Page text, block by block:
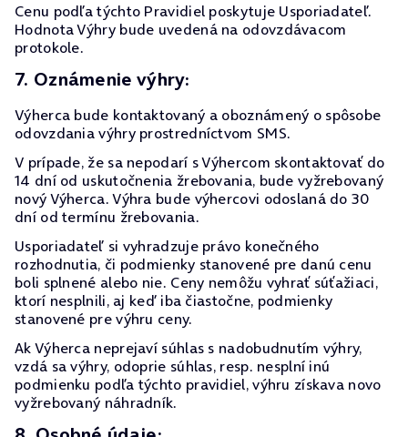
Cenu podľa týchto Pravidiel poskytuje Usporiadateľ.
Hodnota Výhry bude uvedená na odovzdávacom
protokole.
7. Oznámenie výhry:
Výherca bude kontaktovaný a oboznámený o spôsobe
odovzdania výhry prostredníctvom SMS.
V prípade, že sa nepodarí s Výhercom skontaktovať do
14 dní od uskutočnenia žrebovania, bude vyžrebovaný
nový Výherca. Výhra bude výhercovi odoslaná do 30
dní od termínu žrebovania.
Usporiadateľ si vyhradzuje právo konečného
rozhodnutia, či podmienky stanovené pre danú cenu
boli splnené alebo nie. Ceny nemôžu vyhrať súťažiaci,
ktorí nesplnili, aj keď iba čiastočne, podmienky
stanovené pre výhru ceny.
Ak Výherca neprejaví súhlas s nadobudnutím výhry,
vzdá sa výhry, odoprie súhlas, resp. nesplní inú
podmienku podľa týchto pravidiel, výhru získava novo
vyžrebovaný náhradník.